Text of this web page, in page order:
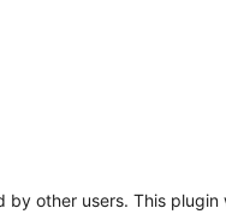
other users. This plugin